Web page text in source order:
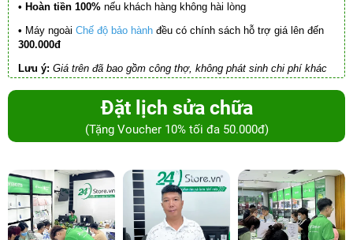
• Hoàn tiền 100% nếu khách hàng không hài lòng
• Máy ngoài Chế độ bảo hành đều có chính sách hỗ trợ giá lên đến
300.000đ
Lưu ý: Giá trên đã bao gồm công thợ, không phát sinh chi phí khác
Đặt lịch sửa chữa
(Tặng Voucher 10% tối đa 50.000đ)